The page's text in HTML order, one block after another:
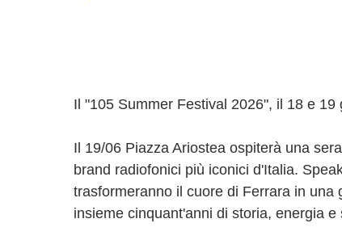
Il "105 Summer Festival 2026", il 18 e
Il 19/06 Piazza Ariostea ospiterà una
brand radiofonici più iconici d'Italia.
trasformeranno il cuore di Ferrara in
insieme cinquant'anni di storia, energia e